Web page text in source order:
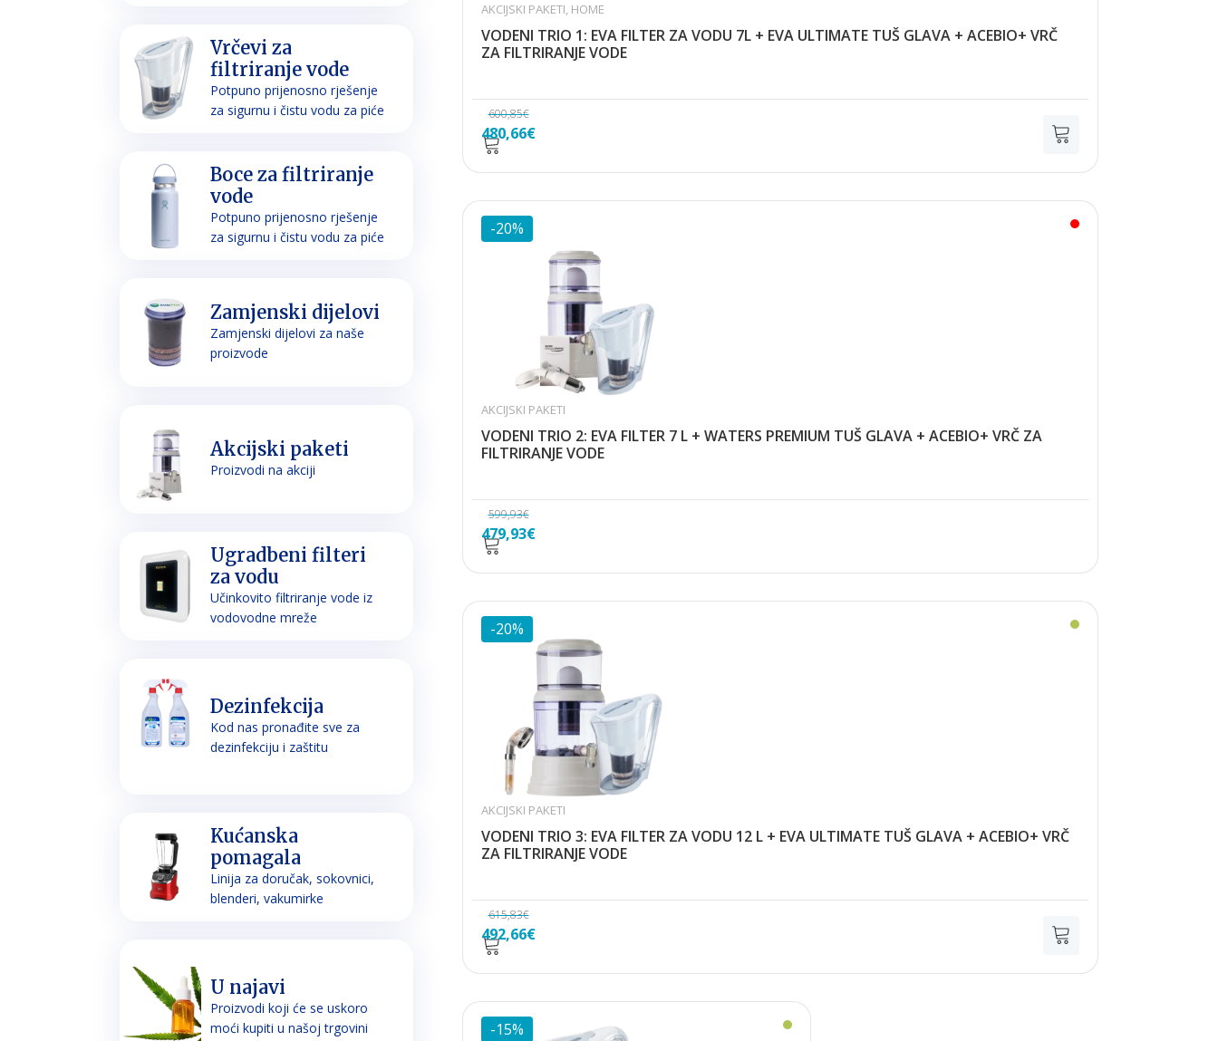
Vrčevi za
filtriranje vode
Potpuno prijenosno rješenje
za sigurnu i čistu vodu za piće
Boce za filtriranje
vode
Potpuno prijenosno rješenje
za sigurnu i čistu vodu za piće
Zamjenski dijelovi
Zamjenski dijelovi za naše
proizvode
Akcijski paketi
Proizvodi na akciji
Ugradbeni filteri
za vodu
Učinkovito filtriranje vode iz
vodovodne mreže
Dezinfekcija
Kod nas pronađite sve za
dezinfekciju i zaštitu
Kućanska
pomagala
Linija za doručak, sokovnici,
blenderi, vakumirke
U najavi
Proizvodi koji će se uskoro
moći kupiti u našoj trgovini
600,85€
Izvorna
cijena
bila
je:
600,85€.
480,66€Trenutna
je:
480,66€.
AKCIJSKI PAKETI, HOME
VODENI TRIO 1: EVA FILTER ZA VODU 7L + EVA ULTIMATE TUŠ GLAVA + ACEBIO+ VRČ
ZA FILTRIRANJE VODE
-20%
599,93€
Izvorna
cijena
bila
je:
599,93€.
479,93€Trenutna
je:
479,93€.
AKCIJSKI PAKETI
VODENI TRIO 2: EVA FILTER 7 L + WATERS PREMIUM TUŠ GLAVA + ACEBIO+ VRČ ZA
FILTRIRANJE VODE
-20%
615,83€
Izvorna
cijena
bila
je:
615,83€.
492,66€Trenutna
je:
492,66€.
AKCIJSKI PAKETI
VODENI TRIO 3: EVA FILTER ZA VODU 12 L + EVA ULTIMATE TUŠ GLAVA + ACEBIO+ VRČ
ZA FILTRIRANJE VODE
-15%